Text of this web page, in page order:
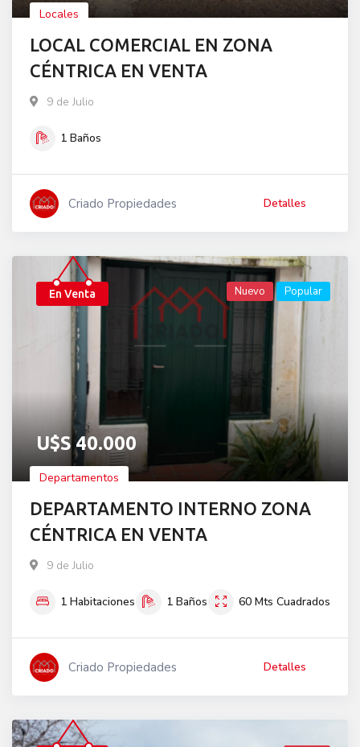
Locales
LOCAL COMERCIAL EN ZONA
CÉNTRICA EN VENTA
9 de Julio
1 Baños
Criado Propiedades Detalles
En Venta
U$S 40.000
Departamentos
DEPARTAMENTO INTERNO ZONA
CÉNTRICA EN VENTA
Nuevo Popular
9 de Julio
1 Habitaciones 1 Baños 60 Mts Cuadrados
Criado Propiedades Detalles